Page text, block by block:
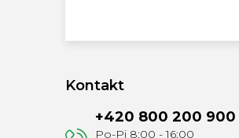
Kontakt
+420 800 200 900